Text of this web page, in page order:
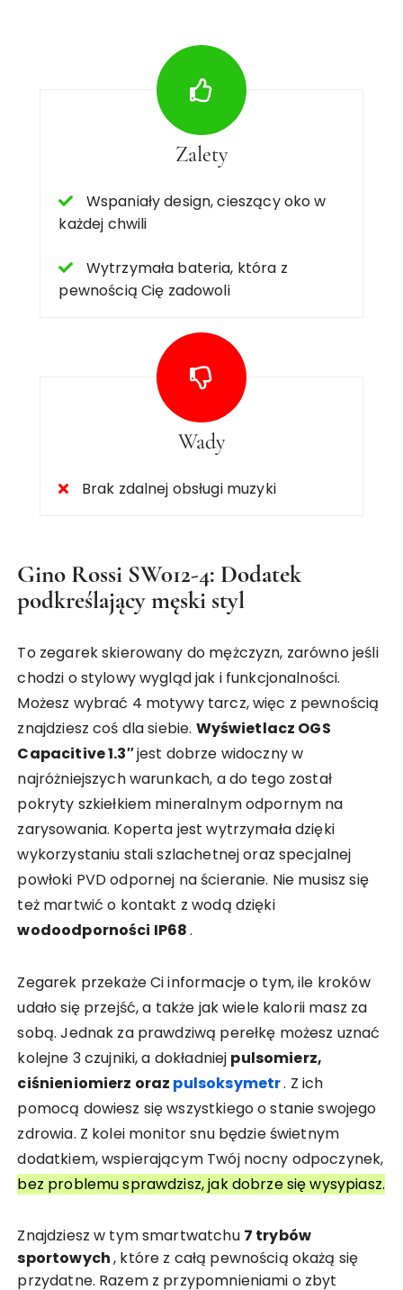
Zalety
Wspaniały design, cieszący oko w
każdej chwili
Wytrzymała bateria, która z
pewnością Cię zadowoli
Wady
Brak zdalnej obsługi muzyki
Gino Rossi SW012-4: Dodatek
podkreślający męski styl
To zegarek skierowany do mężczyzn, zarówno jeśli
chodzi o stylowy wygląd jak i funkcjonalności.
Możesz wybrać 4 motywy tarcz, więc z pewnością
znajdziesz coś dla siebie. Wyświetlacz OGS
Capacitive 1.3″jest dobrze widoczny w
najróżniejszych warunkach, a do tego został
pokryty szkiełkiem mineralnym odpornym na
zarysowania. Koperta jest wytrzymała dzięki
wykorzystaniu stali szlachetnej oraz specjalnej
powłoki PVD odpornej na ścieranie. Nie musisz się
też martwić o kontakt z wodą dzięki
wodoodporności IP68.
Zegarek przekaże Ci informacje o tym, ile kroków
udało się przejść, a także jak wiele kalorii masz za
sobą. Jednak za prawdziwą perełkę możesz uznać
kolejne 3 czujniki, a dokładniej pulsomierz,
ciśnieniomierz oraz pulsoksymetr. Z ich
pomocą dowiesz się wszystkiego o stanie swojego
zdrowia. Z kolei monitor snu będzie świetnym
dodatkiem, wspierającym Twój nocny odpoczynek,
bez problemu sprawdzisz, jak dobrze się wysypiasz.
Znajdziesz w tym smartwatchu 7 trybów
sportowych, które z całą pewnością okażą się
przydatne. Razem z przypomnieniami o zbyt